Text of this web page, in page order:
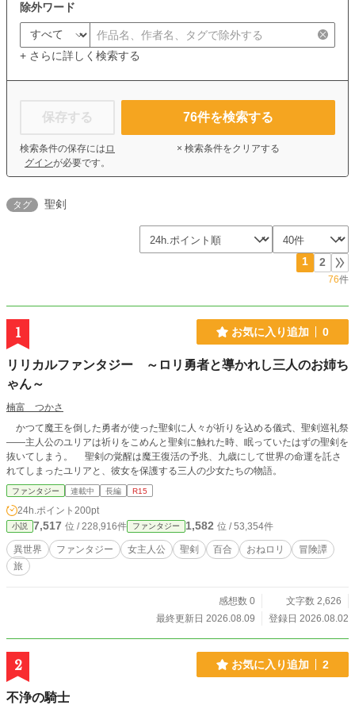
除外ワード
+ さらに詳しく検索する
保存する
検索条件の保存には ロ
グインが必要です。
76件を検索する
× 検索条件をクリアする
タグ 聖剣
1 2
76件
1 お気に入り追加 0
リリカルファンタジー ～ロリ勇者と導かれし三人のお姉ち
ゃん～
楠富 つかさ
かつて魔王を倒した勇者が使った聖剣に人々が祈りを込める儀式、聖剣巡礼祭
――主人公のユリアは祈りをこめんと聖剣に触れた時、眠っていたはずの聖剣を
抜いてしまう。 聖剣の覚醒は魔王復活の予兆、九歳にして世界の命運を託さ
れてしまったユリアと、彼女を保護する三人の少女たちの物語。
ファンタジー 連載中 長編 R15
24h.ポイント 200pt
小説 7,517 位 / 228,916件 ファンタジー 1,582 位 / 53,354件
異世界 ファンタジー 女主人公 聖剣 百合 おねロリ
冒険譚
旅
感想数 0
文字数 2,626
最終更新日 2026.08.09
登録日 2026.08.02
2 お気に入り追加 2
不浄の騎士